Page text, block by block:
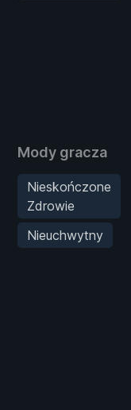
Mody gracza
Nieskończone
Zdrowie
Nieuchwytny